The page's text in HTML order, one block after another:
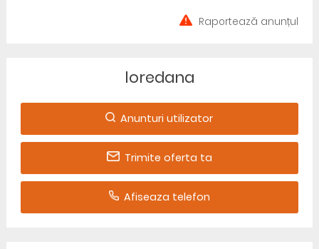
Raportează anunțul
loredana
Anunturi utilizator
Trimite oferta ta
Afiseaza telefon